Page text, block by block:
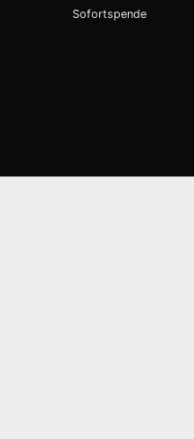
Sofortspende